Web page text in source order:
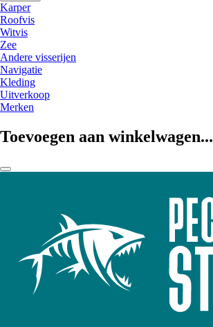
Karper
Roofvis
Witvis
Zee
Andere visserijen
Navigatie
Kleding
Uitverkoop
Merken
Toevoegen aan winkelwagen...